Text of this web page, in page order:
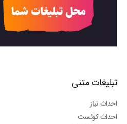
تبلیغات متنی
احداث نیاز
احداث کوئست